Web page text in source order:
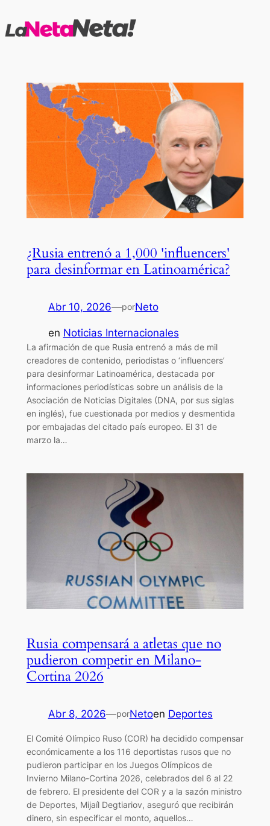
al
¿Rusia entrenó a 1,000 'influencers'
para desinformar en Latinoamérica?
Abr 10, 2026—porNeto
en Noticias Internacionales
La afirmación de que Rusia entrenó a más de mil
creadores de contenido, periodistas o ‘influencers’
para desinformar Latinoamérica, destacada por
informaciones periodísticas sobre un análisis de la
Asociación de Noticias Digitales (DNA, por sus siglas
en inglés), fue cuestionada por medios y desmentida
por embajadas del citado país europeo. El 31 de
marzo la…
Rusia compensará a atletas que no
pudieron competir en Milano-
Cortina 2026
Abr 8, 2026—porNetoen Deportes
El Comité Olímpico Ruso (COR) ha decidido compensar
económicamente a los 116 deportistas rusos que no
pudieron participar en los Juegos Olímpicos de
Invierno Milano-Cortina 2026, celebrados del 6 al 22
de febrero. El presidente del COR y a la sazón ministro
de Deportes, Mijaíl Degtiariov, aseguró que recibirán
dinero, sin especificar el monto, aquellos…